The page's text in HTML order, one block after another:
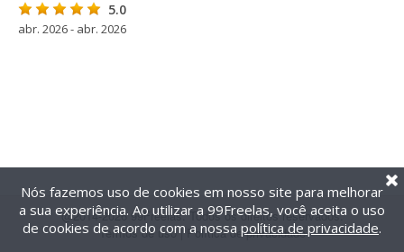
5.0
abr. 2026 - abr. 2026
@2014-2026 99Freelas. Todos os direitos reservados.
Termos de uso| Política de privacidade
Nós fazemos uso de cookies em nosso site para melhorar
a sua experiência. Ao utilizar a 99Freelas, você aceita o uso
de cookies de acordo com a nossa política de privacidade.